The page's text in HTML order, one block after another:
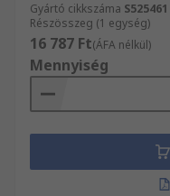
Gyártó cikkszáma S525461
Részösszeg (1 egység)
16 787 Ft(ÁFA nélkül)
Mennyiség